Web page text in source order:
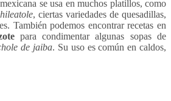
se usa en muchos platillos, como
, ciertas variedades de quesadillas,
También podemos encontrar recetas en
para condimentar algunas sopas de
de jaiba. Su uso es común en caldos,